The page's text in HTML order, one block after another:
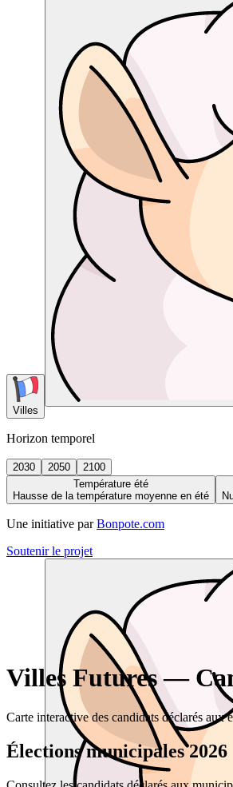
Villes
Horizon temporel
2030 2050
2100
Température été
Hausse de la température moyenne en été
Une initiative par Bonpote.com
Soutenir le projet
Villes Futures —
Carte interactive des candidats déclarés aux
Élections municipales 2026